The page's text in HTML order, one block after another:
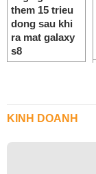
KINH DOANH